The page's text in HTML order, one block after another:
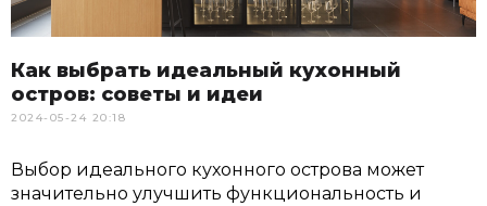
Как выбрать идеальный кухонный
остров: советы и идеи
2024-05-24 20:18
Выбор идеального кухонного острова может
значительно улучшить функциональность и